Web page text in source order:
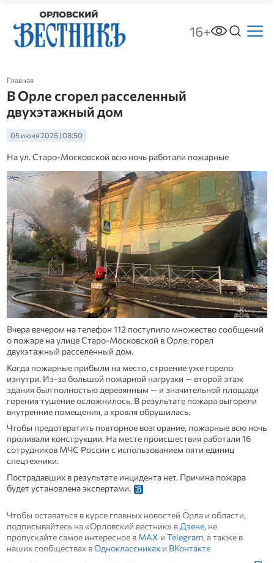
16+
Главная
В Орле сгорел расселенный
двухэтажный дом
05 июня 2026 | 08:50
На ул. Старо-Московской всю ночь работали пожарные
Вчера вечером на телефон 112 поступило множество сообщений
о пожаре на улице Старо‑Московской в Орле: горел
двухэтажный расселенный дом.
Когда пожарные прибыли на место, строение уже горело
изнутри. Из‑за большой пожарной нагрузки — второй этаж
здания был полностью деревянным — и значительной площади
горения тушение осложнилось. В результате пожара выгорели
внутренние помещения, а кровля обрушилась.
Чтобы предотвратить повторное возгорание, пожарные всю ночь
проливали конструкции. На месте происшествия работали 16
сотрудников МЧС России с использованием пяти единиц
спецтехники.
Пострадавших в результате инцидента нет. Причина пожара
будет установлена экспертами.
Чтобы оставаться в курсе главных новостей Орла и области,
подписывайтесь на «Орловский вестник» в Дзене, не
пропускайте самое интересное в MAX и Telegram, а также в
наших сообществах вОдноклассникахи ВКонтакте